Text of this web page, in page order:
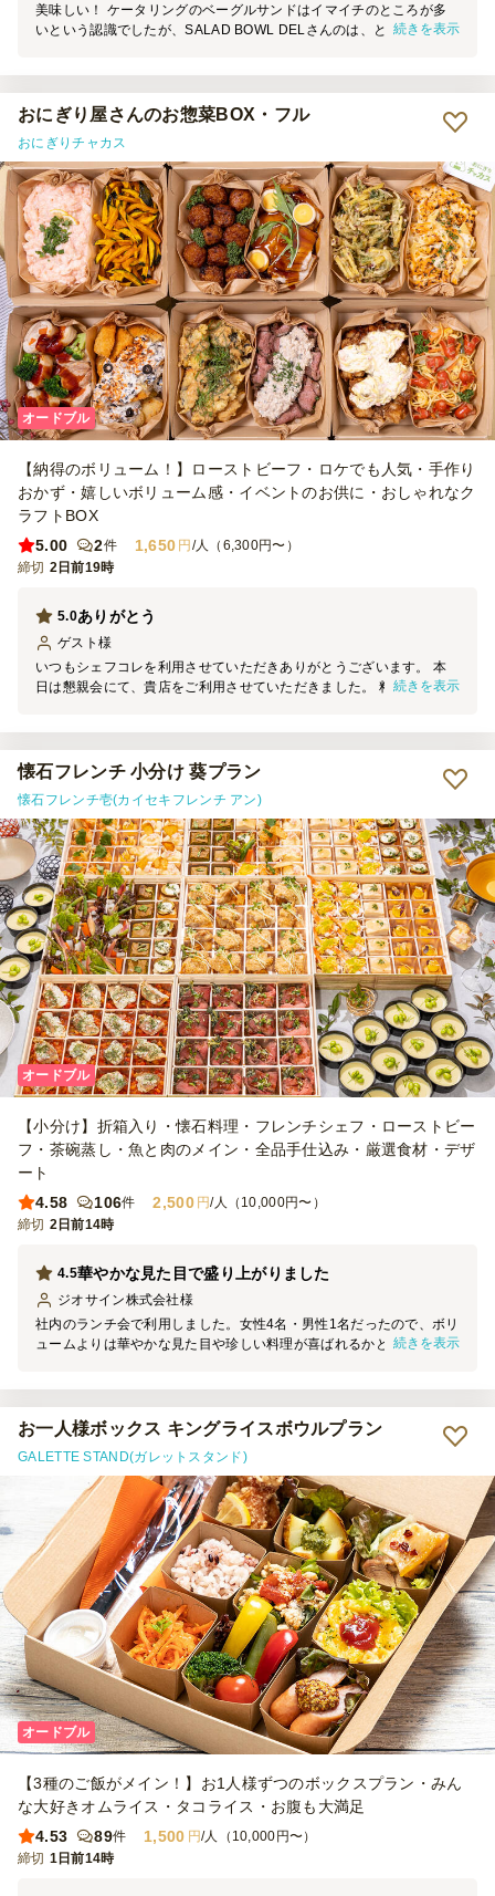
美味しい！ ケータリングのベーグルサンドはイマイチのところが多
いという認識でしたが、SALAD BOWL DELさんのは、とにかく美味
続きを表示
おにぎり屋さんのお惣菜BOX・フル
おにぎりチャカス
オードブル
【納得のボリューム！】ローストビーフ・ロケでも人気・手作り
おかず・嬉しいボリューム感・イベントのお供に・おしゃれなク
ラフトBOX
5.00
2件 1,650 円/人（6,300円〜）
締切 2日前19時
ありがとう
5.0
ゲスト 様
いつもシェフコレを利用させていただきありがとうございます。 本
日は懇親会にて、貴店をご利用させていただきました。 料理の見た
続きを表示
懐石フレンチ 小分け 葵プラン
懐石フレンチ壱(カイセキフレンチ アン)
オードブル
【小分け】折箱入り・懐石料理・フレンチシェフ・ローストビー
フ・茶碗蒸し・魚と肉のメイン・全品手仕込み・厳選食材・デザ
ート
4.58
106件 2,500 円/人（10,000円〜）
締切 2日前14時
華やかな見た目で盛り上がりました
4.5
ジオサイン株式会社様
社内のランチ会で利用しました。女性4名・男性1名だったので、ボリ
ュームよりは華やかな見た目や珍しい料理が喜ばれるかと思い、こち
ありがとうございました。
続きを表示
お一人様ボックス キングライスボウルプラン
GALETTE STAND(ガレットスタンド)
オードブル
【3種のご飯がメイン！】お1人様ずつのボックスプラン・みん
な大好きオムライス・タコライス・お腹も大満足
4.53
89件 1,500 円/人（10,000円〜）
締切 1日前14時